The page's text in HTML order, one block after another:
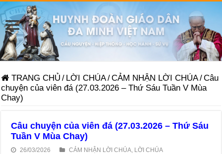
TRANG CHỦ / LỜI CHÚA/CẢM NHẬN LỜI CHÚA/Câu
chuyện của viên đá (27.03.2026 – Thứ Sáu Tuần V Mùa
Chay)
Câu chuyện của viên đá (27.03.2026 – Thứ Sáu
Tuần V Mùa Chay)
26/03/2026 CẢM NHẬN LỜI CHÚA LỜI CHÚA